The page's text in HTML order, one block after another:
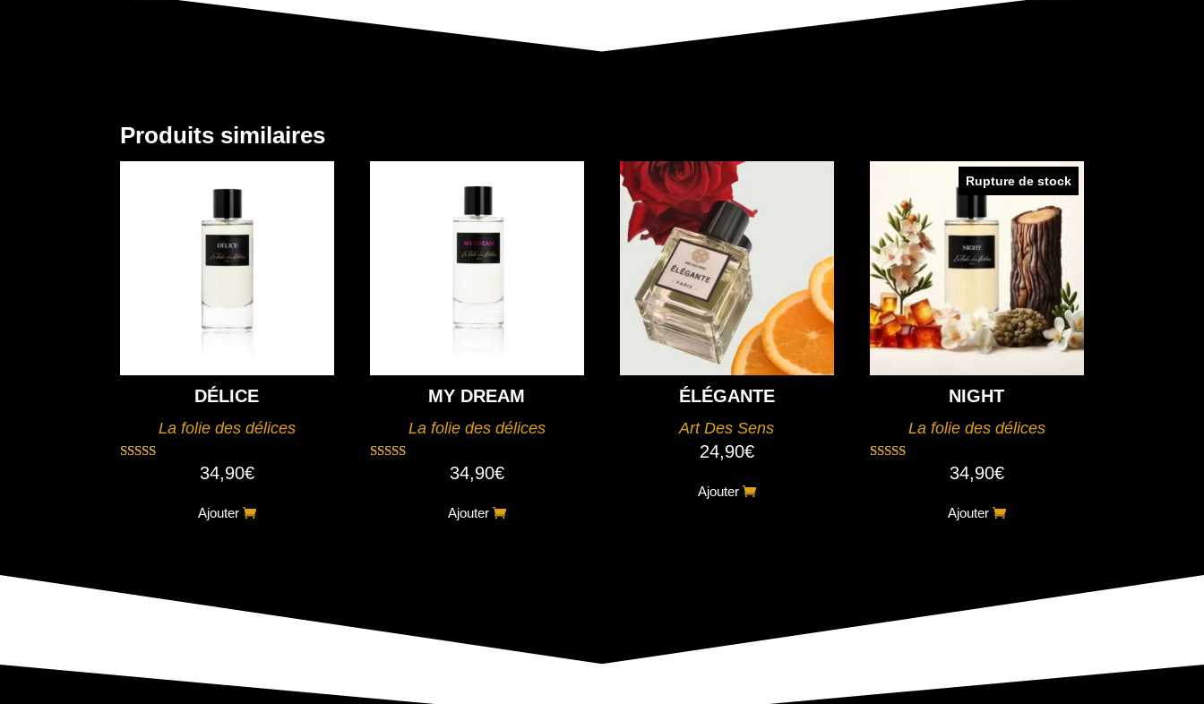
Produits similaires
DÉLICE
La folie des délices
34,90€
Ajouter
MY DREAM
La folie des délices
34,90€
Ajouter
ÉLÉGANTE
Art Des Sens
24,90€
Ajouter
Rupture de stock
NIGHT
La folie des délices
34,90€
Ajouter